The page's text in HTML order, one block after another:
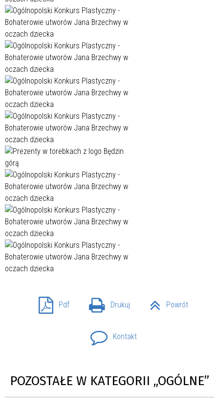
Pdf Drukuj Powrót
Kontakt
POZOSTAŁE W KATEGORII „OGÓLNE”